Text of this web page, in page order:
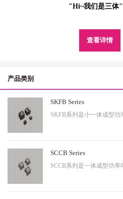
"Hi~我们是三体"
查看详情
产品类别
SKFB Series
SCCB Series